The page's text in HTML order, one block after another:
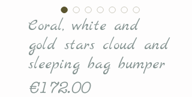
Coral, white and
gold stars cloud and
sleeping bag bumper
€172.00Price